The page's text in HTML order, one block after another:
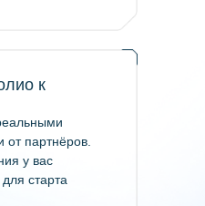
к
партнёров.
у вас
старта